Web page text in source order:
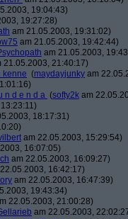
19:04:43)
19:27:28)
am 21.05.2003, 19:31:02)
am 21.05.2003, 19:42:44)
am 21.05.2003,
21.05.2003, 21:40:17)
kenne (maydayjunky am
n d e n d a (softy2k am
18:17:31)
am 22.05.2003, 15:29:54)
16:07:05)
am 22.05.2003, 16:09:27)
16:42:17)
am 22.05.2003, 16:47:39)
19:43:34)
22.05.2003, 21:00:28)
am 22.05.2003,